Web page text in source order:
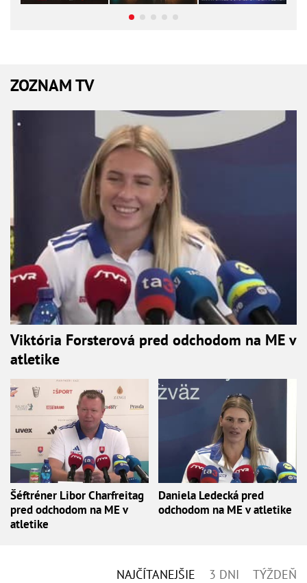
ZOZNAM TV
Viktória Forsterová pred odchodom na ME v
atletike
Šéftréner Libor Charfreitag
pred odchodom na ME v
atletike
Daniela Ledecká pred
odchodom na ME v atletike
NAJČÍTANEJŠIE 3 DNI TÝŽDEŇ